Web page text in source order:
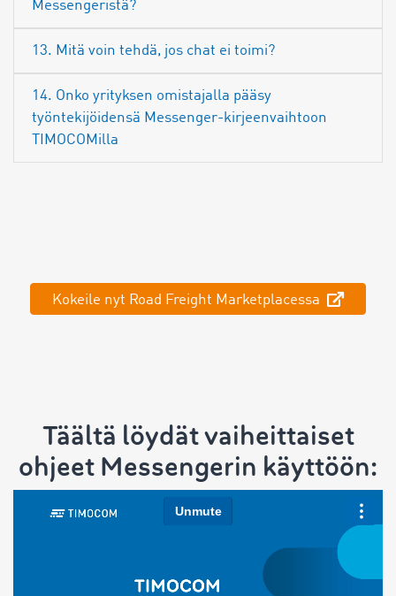
Messengeristä?
13. Mitä voin tehdä, jos chat ei toimi?
14. Onko yrityksen omistajalla pääsy
työntekijöidensä Messenger-kirjeenvaihtoon
TIMOCOMilla
Kokeile nyt Road Freight Marketplacessa
Täältä löydät vaiheittaiset
ohjeet Messengerin käyttöön: